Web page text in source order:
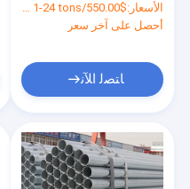
الفولاذ المصنعة من
الفولاذ للمصابيح
الأسعار:$550.00/tons 1-24 tons
أحصل على آخر سعر
ﺎﺘﺼﻟ ﺍﻶﻧ